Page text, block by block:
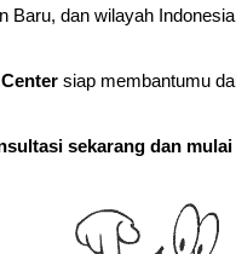
Baru, dan wilayah
siap membantumu
sekarang dan